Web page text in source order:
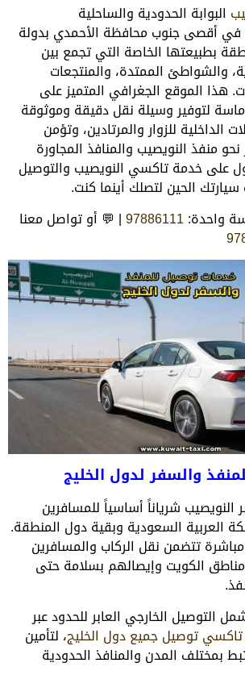
البوابة الحدودية والساحلية
في أقصى جنوب محافظة الأحمدي بدولة
بطبيعتها الخاصة التي تجمع بين
والشواطئ الممتدة، والمنتجعات
هذا الموقع الجغرافي المتميز على
لتوفير وسيلة نقل دقيقة وموثوقة
للزوار والمرتادين، وتؤمن
منفذ النويصيب والمنافذ المجاورة
على خدمة تاكسي النويصيب والتوصيل
الحين لتصلك أينما كنت.
واحدة:97886111| 💬 أو تواصل معنا
والسفر لدول الخليج
النويصيب شرياناً أساسياً للمسافرين
العربية السعودية وبقية دول المنطقة.
تتضمن نقل الركاب والمسافرين
الكويت وإيصالهم بسلامة حتى
التوصيل الخارجي العابر للحدود عبر
تاكسي توصيل جميع دول الخليج، لتأمين
بمختلف المدن والمنافذ الحدودية